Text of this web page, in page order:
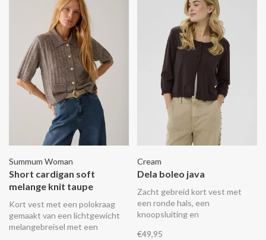
Summum Woman
Short cardigan soft
melange knit taupe
Kort vest met een polokraag
gemaakt van een lichtgewicht
melangebreisel met een
Cream
Dela boleo java
Zacht gebreid kort vest met
een ronde hals, een
knoopsluiting en
€49,95